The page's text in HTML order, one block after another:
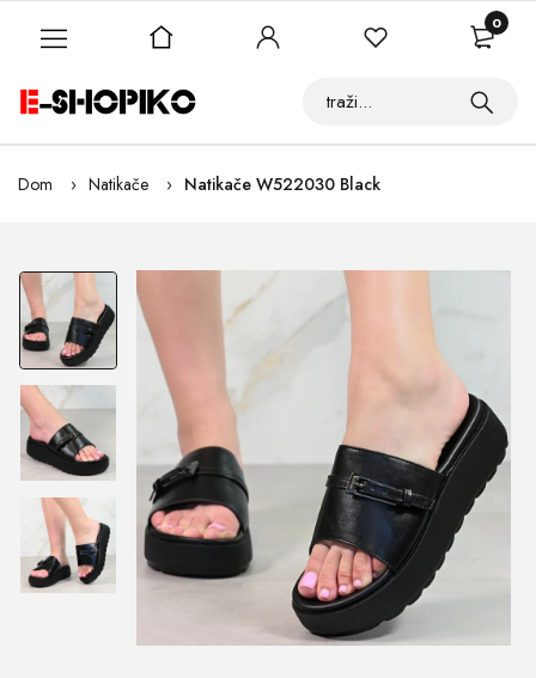
Dom Natikače Natikače W522030 Black
0